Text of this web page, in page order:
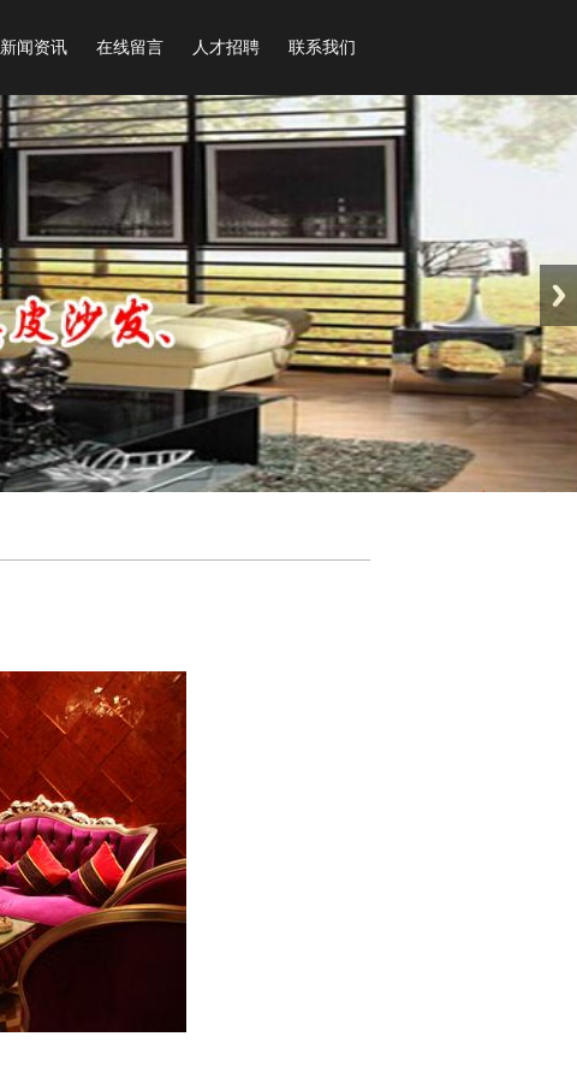
新闻资讯 在线留言 人才招聘 联系我们